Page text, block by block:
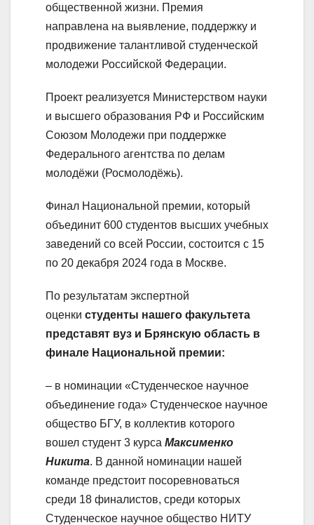
общественной жизни. Премия
направлена на выявление, поддержку и
продвижение талантливой студенческой
молодежи Российской Федерации.
Проект реализуется Министерством науки
и высшего образования РФ и Российским
Союзом Молодежи при поддержке
Федерального агентства по делам
молодёжи (Росмолодёжь).
Финал Национальной премии, который
объединит 600 студентов высших учебных
заведений со всей России, состоится с 15
по 20 декабря 2024 года в Москве.
По результатам экспертной
оценки студенты нашего факультета
представят вуз и Брянскую область в
финале Национальной премии:
– в номинации «Студенческое научное
объединение года» Студенческое научное
общество БГУ, в коллектив которого
вошел студент 3 курса Максименко
Никита. В данной номинации нашей
команде предстоит посоревноваться
среди 18 финалистов, среди которых
Студенческое научное общество НИТУ